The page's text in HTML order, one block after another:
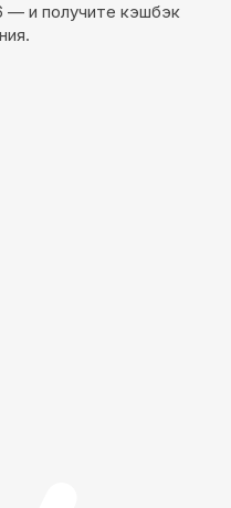
— и получите кэшбэк